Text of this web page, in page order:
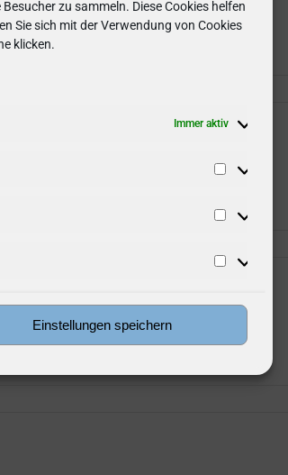
zu sammeln. Diese Cookies helfen
Sie sich mit der Verwendung von Cookies
klicken.
Immer aktiv
Vorlieben
Statistiken
Marketing
Einstellungen speichern